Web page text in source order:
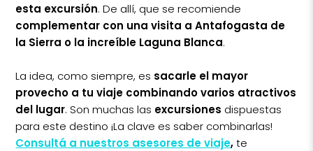
esta excursión. De allí, que se recomiende
complementar con una visita a Antafogasta de
la Sierra o la increíble Laguna Blanca.
La idea, como siempre, es sacarle el mayor
provecho a tu viaje combinando varios atractivos
del lugar. Son muchas las excursiones dispuestas
para este destino ¡La clave es saber combinarlas!
Consultá a nuestros asesores de viaje,te